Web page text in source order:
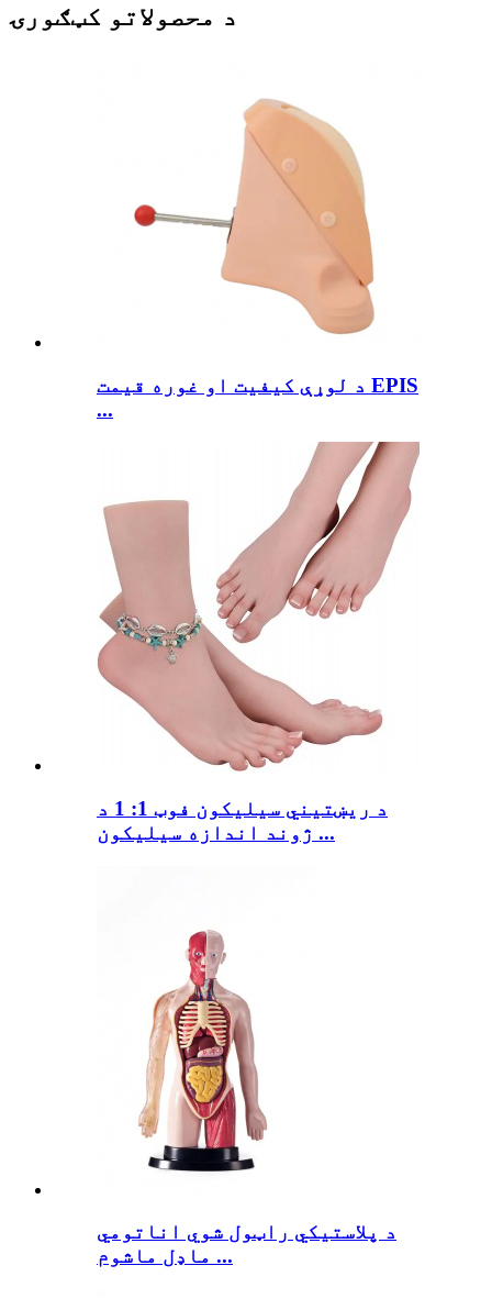
د محصولاتو کټګورۍ
د لوړې کیفیت او غوره قیمت EPIS
...
د ریښتیني سیلیکون فوټ 1: 1 د
ژوند اندازه سیلیکون ...
د پلاستيکي راټول شوي اناتومي
ماډل ماشوم ...